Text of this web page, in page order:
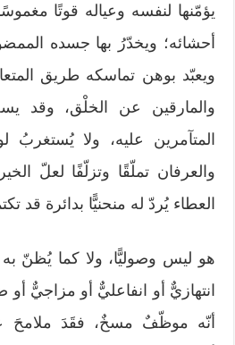
يؤمّنها لنفسه وعياله قوتًا
أحشائه؛ ويخدّرُ بها جسده
ويعبّد بوهن تماسكه طريق
والمارقين عن الخلْق، وقد
المتآمرين عليه، ولا
والعرفان تملّقًا وتزلّفًا لعلّ
العطاء يُردّ له منحنيًّا بدائرة قد
هو ليس وصوليًّا، ولا كما يُظنّ
انتهازيٌّ أو انفاعليٌّ أو مزاجيٌّ
أنّه موظّفٌ مسخٌ، فقَدَ ملامحَ